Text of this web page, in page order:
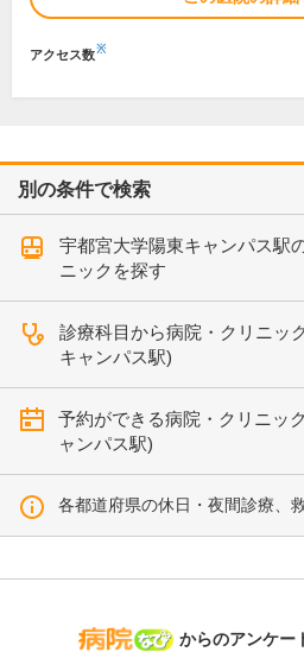
アクセス数※
別の条件で検索
宇都宮大学陽東キャンパス駅
ニックを探す
診療科目から病院・クリニッ
キャンパス駅)
予約ができる病院・クリニッ
ャンパス駅)
各都道府県の休日・夜間診療、
病院なび
からのアンケー